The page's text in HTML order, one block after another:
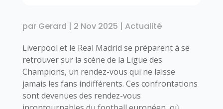
par Gerard | 2 Nov 2025 | Actualité
Liverpool et le Real Madrid se préparent à se
retrouver sur la scène de la Ligue des
Champions, un rendez-vous qui ne laisse
jamais les fans indifférents. Ces confrontations
sont devenues des rendez-vous